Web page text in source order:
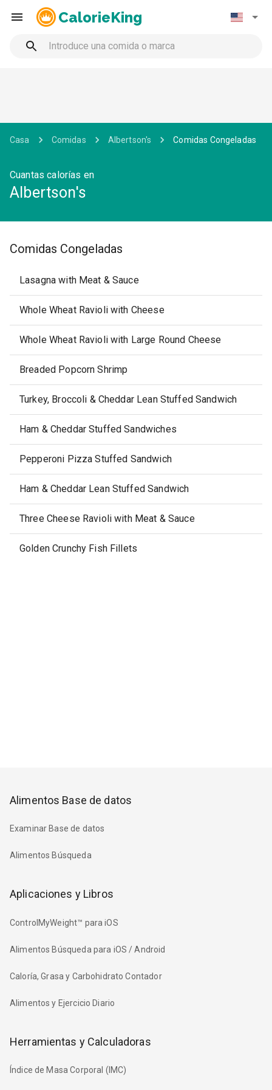
CalorieKing
Casa Comidas Albertson's Comidas Congeladas
Cuantas calorías en
Albertson's
Comidas Congeladas
Lasagna with Meat & Sauce
Whole Wheat Ravioli with Cheese
Whole Wheat Ravioli with Large Round Cheese
Breaded Popcorn Shrimp
Turkey, Broccoli & Cheddar Lean Stuffed Sandwich
Ham & Cheddar Stuffed Sandwiches
Pepperoni Pizza Stuffed Sandwich
Ham & Cheddar Lean Stuffed Sandwich
Three Cheese Ravioli with Meat & Sauce
Golden Crunchy Fish Fillets
Alimentos Base de datos
Examinar Base de datos
Alimentos Búsqueda
Aplicaciones y Libros
ControlMyWeight™ para iOS
Alimentos Búsqueda para iOS / Android
Caloría, Grasa y Carbohidrato Contador
Alimentos y Ejercicio Diario
Herramientas y Calculadoras
Índice de Masa Corporal (IMC)